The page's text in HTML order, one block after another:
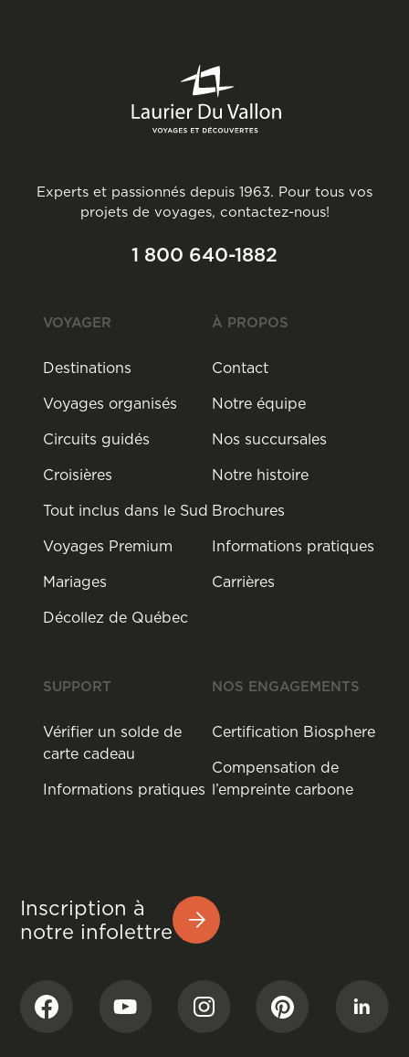
Experts et passionnés depuis 1963. Pour tous vos
projets de voyages, contactez-nous!
1 800 640-1882
VOYAGER
Destinations
Voyages organisés
Circuits guidés
Croisières
Tout inclus dans le Sud
Voyages Premium
Mariages
Décollez de Québec
À PROPOS
Contact
Notre équipe
Nos succursales
Notre histoire
Brochures
Informations pratiques
Carrières
SUPPORT
Vérifier un solde de
carte cadeau
Informations pratiques
NOS ENGAGEMENTS
Certification Biosphere
Compensation de
l’empreinte carbone
Inscription à
notre infolettre